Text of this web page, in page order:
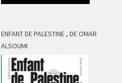
ENFANT DE PALESTINE , DE OMAR
ALSOUMI